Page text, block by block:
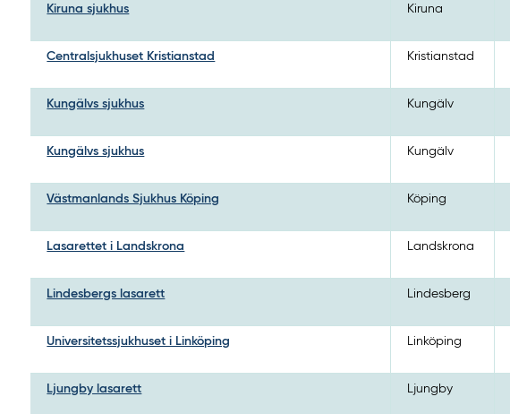
Kiruna sjukhus Kiruna
Centralsjukhuset Kristianstad Kristianstad
Kungälvs sjukhus Kungälv
Kungälvs sjukhus Kungälv
Västmanlands Sjukhus Köping Köping
Lasarettet i Landskrona Landskrona
Lindesbergs lasarett Lindesberg
Universitetssjukhuset i Linköping Linköping
Ljungby lasarett Ljungby